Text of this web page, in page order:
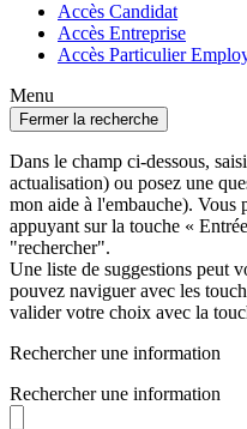
Accès Candidat
Accès Entreprise
Accès Particulier
Menu
Fermer la recherche
Dans le champ ci-dessous,
actualisation) ou posez une
mon aide à l'embauche). Vous
appuyant sur la touche «
"rechercher".
Une liste de suggestions peut
pouvez naviguer avec les
valider votre choix avec la
Rechercher une information
Rechercher une information